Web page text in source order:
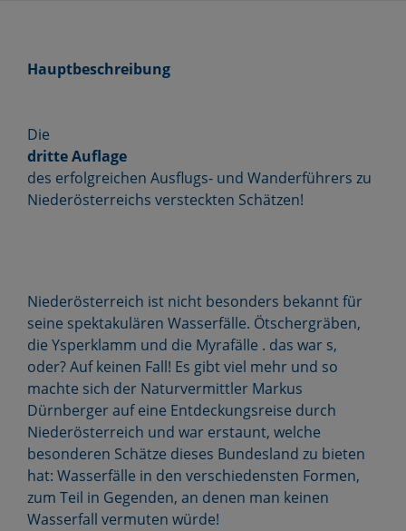
Hauptbeschreibung
Die
dritte Auflage
des erfolgreichen Ausflugs- und Wanderführers zu
Niederösterreichs versteckten Schätzen!
Niederösterreich ist nicht besonders bekannt für
seine spektakulären Wasserfälle. Ötschergräben,
die Ysperklamm und die Myrafälle . das war s,
oder? Auf keinen Fall! Es gibt viel mehr und so
machte sich der Naturvermittler Markus
Dürnberger auf eine Entdeckungsreise durch
Niederösterreich und war erstaunt, welche
besonderen Schätze dieses Bundesland zu bieten
hat: Wasserfälle in den verschiedensten Formen,
zum Teil in Gegenden, an denen man keinen
Wasserfall vermuten würde!